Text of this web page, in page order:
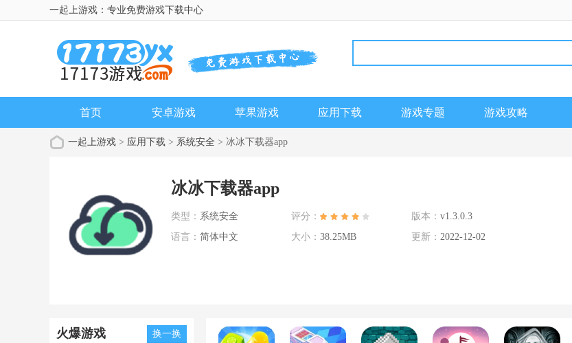
一起上游戏：专业免费游戏下载中心
首页 安卓游戏 苹果游戏 应用下载 游戏专题 游戏攻略
一起上游戏 > 应用下载 > 系统安全 > 冰冰下载器app
冰冰下载器app
类型： 系统安全 评分： 版本： v1.3.0.3
语言： 简体中文 大小： 38.25MB 更新： 2022-12-02
火爆游戏 换一换